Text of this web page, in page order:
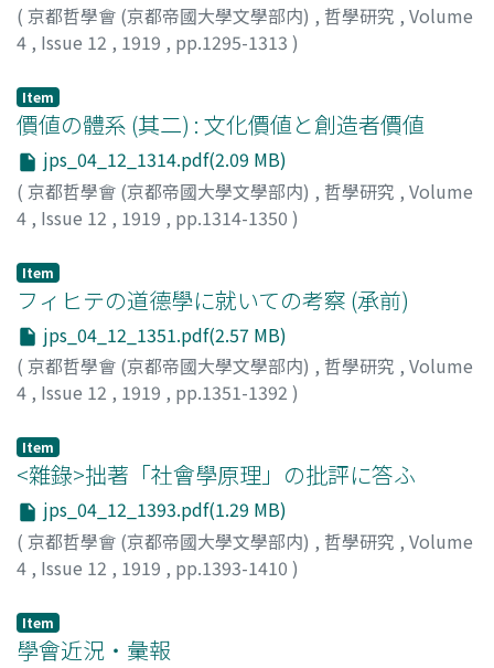
( 京都哲學會 (京都帝國大學文學部内) , 哲學研究 , Volume
4 , Issue 12 , 1919 , pp.1295-1313 )
Item
價値の體系 (其二) : 文化價値と創造者價値
jps_04_12_1314.pdf(2.09 MB)
( 京都哲學會 (京都帝國大學文學部内) , 哲學研究 , Volume
4 , Issue 12 , 1919 , pp.1314-1350 )
Item
フィヒテの道德學に就いての考察 (承前)
jps_04_12_1351.pdf(2.57 MB)
( 京都哲學會 (京都帝國大學文學部内) , 哲學研究 , Volume
4 , Issue 12 , 1919 , pp.1351-1392 )
Item
<雜錄>拙著「社會學原理」の批評に答ふ
jps_04_12_1393.pdf(1.29 MB)
( 京都哲學會 (京都帝國大學文學部内) , 哲學研究 , Volume
4 , Issue 12 , 1919 , pp.1393-1410 )
Item
學會近況・彙報